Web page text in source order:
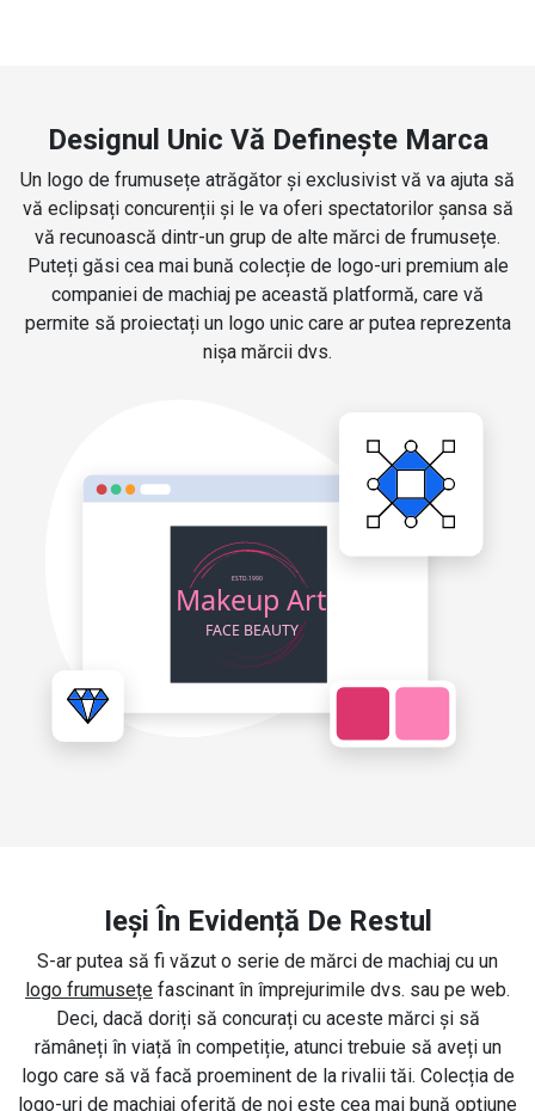
Designul Unic Vă Definește Marca
Un logo de frumusețe atrăgător și exclusivist vă va ajuta să
vă eclipsați concurenții și le va oferi spectatorilor șansa să
vă recunoască dintr-un grup de alte mărci de frumusețe.
Puteți găsi cea mai bună colecție de logo-uri premium ale
companiei de machiaj pe această platformă, care vă
permite să proiectați un logo unic care ar putea reprezenta
nișa mărcii dvs.
Ieși În Evidență De Restul
S-ar putea să fi văzut o serie de mărci de machiaj cu un
logo frumusețe fascinant în împrejurimile dvs. sau pe web.
Deci, dacă doriți să concurați cu aceste mărci și să
rămâneți în viață în competiție, atunci trebuie să aveți un
logo care să vă facă proeminent de la rivalii tăi. Colecția de
logo-uri de machiaj oferită de noi este cea mai bună opțiune